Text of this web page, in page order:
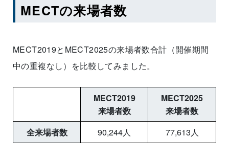
MECTの来場者数
MECT2019とMECT2025の来場者数合計（開催期間
中の重複なし）を比較してみました。
MECT2019
来場者数
MECT2025
来場者数
全来場者数
90,244人 77,613人